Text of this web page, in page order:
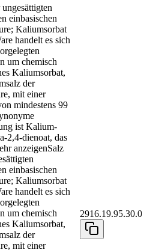
einbasischen
Kaliumsorbat
handelt es sich
um chemisch
Kaliumsorbat,
der
mit einer
mindestens 99
ist Kalium-
2,4-dienoat, das
anzeigenSalz
einbasischen
Kaliumsorbat
handelt es sich
um chemisch
Kaliumsorbat,
der
mit einer
2916.19.95.30.0